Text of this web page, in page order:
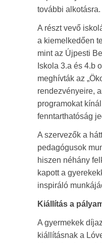
további alkotásra.
A részt vevő
a kiemelkedően
mint az Újpesti
Iskola 3.a és 4.b
meghívták az
rendezvényeire,
programokat
fenntarthatóság
A szervezők a
pedagógusok
hiszen néhány
kapott a
inspiráló
Kiállítás a
A gyermekek
kiállításnak a